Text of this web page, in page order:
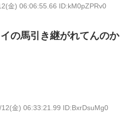
金) 06:06:55.66 ID:kM0pZPRv0
の馬引き継がれてんのか
金) 06:33:21.99 ID:BxrDsuMg0